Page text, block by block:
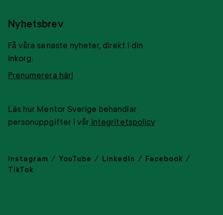
Nyhetsbrev
Få våra senaste nyheter, direkt i din
inkorg:
Prenumerera här!
Läs hur Mentor Sverige behandlar
personuppgifter i vår integritetspolicy
Instagram YouTube LinkedIn
Facebook
TikTok